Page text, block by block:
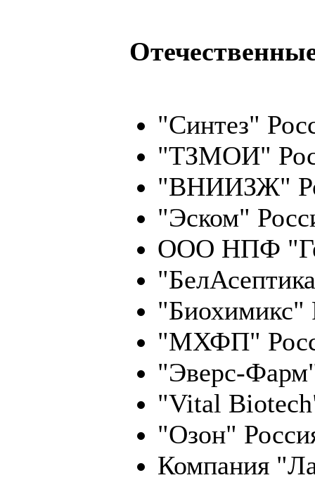
"Синтез"
"ТЗМОИ"
"ВНИИЗЖ"
"Эском"
ООО НПФ
"Биохимикс"
"МХФП"
"Эверс-
"Vital
"Озон"
Компания